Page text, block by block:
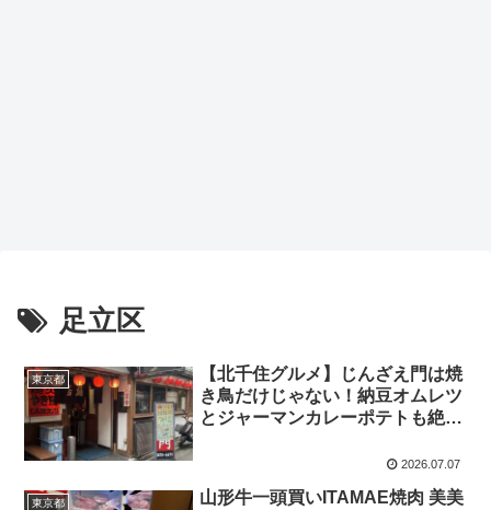
足立区
東京都
【北千住グルメ】じんざえ門は焼
き鳥だけじゃない！納豆オムレツ
とジャーマンカレーポテトも絶品
2026.07.07
東京都 山形牛一頭買いITAMAE焼肉 美美